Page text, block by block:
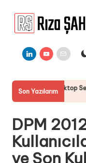
a
Ş
A
H
A
N
Bilgi
Paylaşım
LinkedinYoutube
E-
Mail
Son Yazılarım
Services Bölüm3 :
DPM
ve Son